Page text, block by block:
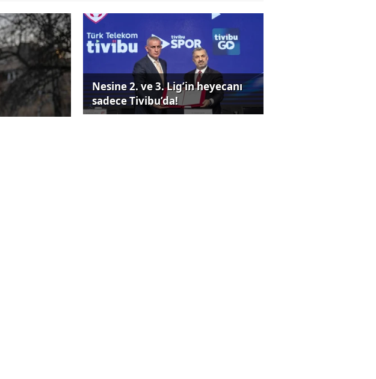
Nesine 2. ve 3. Lig’in heyecanı
sadece Tivibu’da!